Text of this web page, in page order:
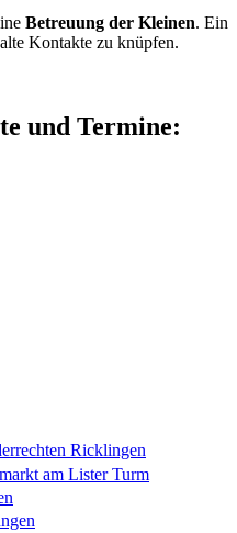
Betreuung der Kleinen. Ein
Kontakte zu knüpfen.
und Termine:
Ricklingen
am Lister Turm